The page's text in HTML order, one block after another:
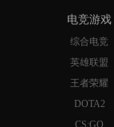
电竞游戏
综合电竞
英雄联盟
王者荣耀
DOTA2
CS:GO